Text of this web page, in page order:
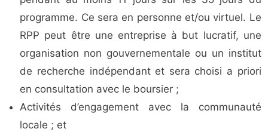
programme. Ce sera en personne et/ou virtuel. Le
RPP peut être une entreprise à but lucratif, une
organisation non gouvernementale ou un institut
de recherche indépendant et sera choisi a priori
en consultation avec le boursier ;
Activités d’engagement avec la communauté
locale ; et